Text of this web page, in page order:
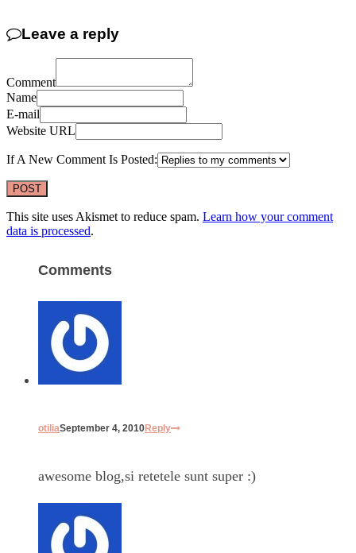
Leave a reply
Comment
Name
E-mail
Website URL
If A New Comment Is Posted:
This site uses Akismet to reduce spam. Learn how your comment
data is processed.
Comments
otiliaSeptember 4, 2010Reply
awesome blog,si retetele sunt super :)